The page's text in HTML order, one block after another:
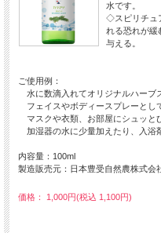
水です。
◇スピリチュ
れる恐れが緩
与える。
ご使用例：
水に数滴入れてオリジナルハーブ
フェイスやボディースプレーとし
マスクや衣類、お部屋にシュッと
加湿器の水に少量加えたり、入浴
内容量：100ml
製造販売元：日本豊受自然農株式会
価格： 1,000円(税込 1,100円)